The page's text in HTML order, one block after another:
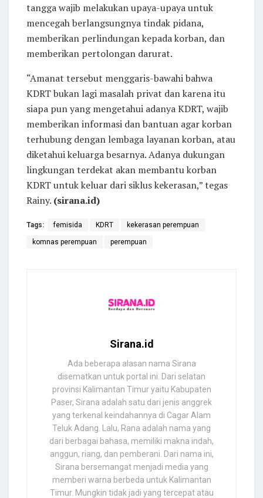
tangga wajib melakukan upaya-upaya untuk
mencegah berlangsungnya tindak pidana,
memberikan perlindungan kepada korban, dan
memberikan pertolongan darurat.
“Amanat tersebut menggaris-bawahi bahwa
KDRT bukan lagi masalah privat dan karena itu
siapa pun yang mengetahui adanya KDRT, wajib
memberikan informasi dan bantuan agar korban
terhubung dengan lembaga layanan korban, atau
diketahui keluarga besarnya. Adanya dukungan
lingkungan terdekat akan membantu korban
KDRT untuk keluar dari siklus kekerasan,” tegas
Rainy. (sirana.id)
Tags: femisida KDRT kekerasan perempuan
komnas perempuan perempuan
Sirana.id
Ada beberapa alasan nama Sirana
disematkan untuk portal ini. Dari selatan
provinsi Kalimantan Timur yaitu Kabupaten
Paser, Sirana adalah satu dari jenis anggrek
yang terkenal keindahannya di Cagar Alam
Teluk Adang. Lalu, Rana adalah nama yang
dari berbagai bahasa, memiliki makna indah,
anggun, riang, dan pemberani. Dari nama ini,
Sirana bersemangat menjadi media yang
memberi warna berbeda untuk Kalimantan
Timur. Mungkin tidak jadi yang tercepat atau